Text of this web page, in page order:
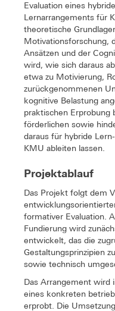
Evaluation eines
Lernarrangements für
theoretische
Motivationsforschung,
Ansätzen und der
wird, wie sich daraus
etwa zu Motivierung,
zurückgenommenen
kognitive Belastung
praktischen Erprobung
förderlichen sowie
daraus für hybride
KMU ableiten lassen.
Projektablauf
Das Projekt folgt dem
formativer Evaluation.
Fundierung wird
entwickelt, das die
Gestaltungsprinzipien
sowie technisch
Das Arrangement wird
eines konkreten
erprobt. Die